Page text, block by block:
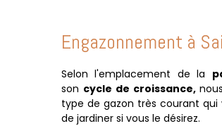
Engazonnement à
Selon l'emplacement de la
son cycle de croissance,
type de gazon très courant
de jardiner si vous le désirez.